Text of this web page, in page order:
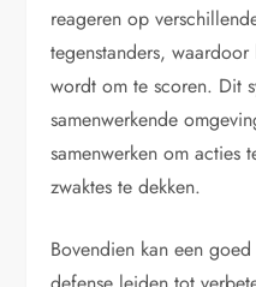
reageren op
tegenstanders,
wordt om te scoren. Dit
samenwerkende
samenwerken om acties
zwaktes te dekken.
Bovendien kan een